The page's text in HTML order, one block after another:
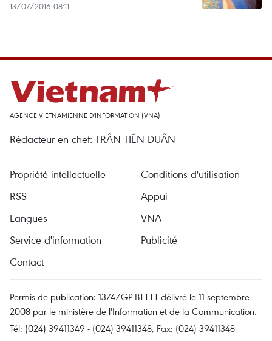
13/07/2016 08:11
AGENCE VIETNAMIENNE D'INFORMATION (VNA)
Rédacteur en chef: TRÂN TIÊN DUÂN
Propriété intellectuelle
Conditions d'utilisation
RSS
Appui
Langues
VNA
Service d'information
Publicité
Contact
Permis de publication: 1374/GP-BTTTT délivré le 11 septembre
2008 par le ministère de l'Information et de la Communication.
Tél: (024) 39411349 - (024) 39411348, Fax: (024) 39411348